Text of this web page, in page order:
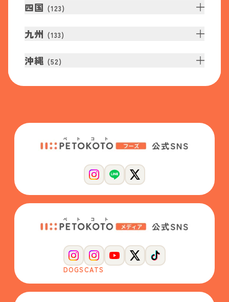
四国 (123)
九州 (133)
沖縄 (52)
DOGSCATS